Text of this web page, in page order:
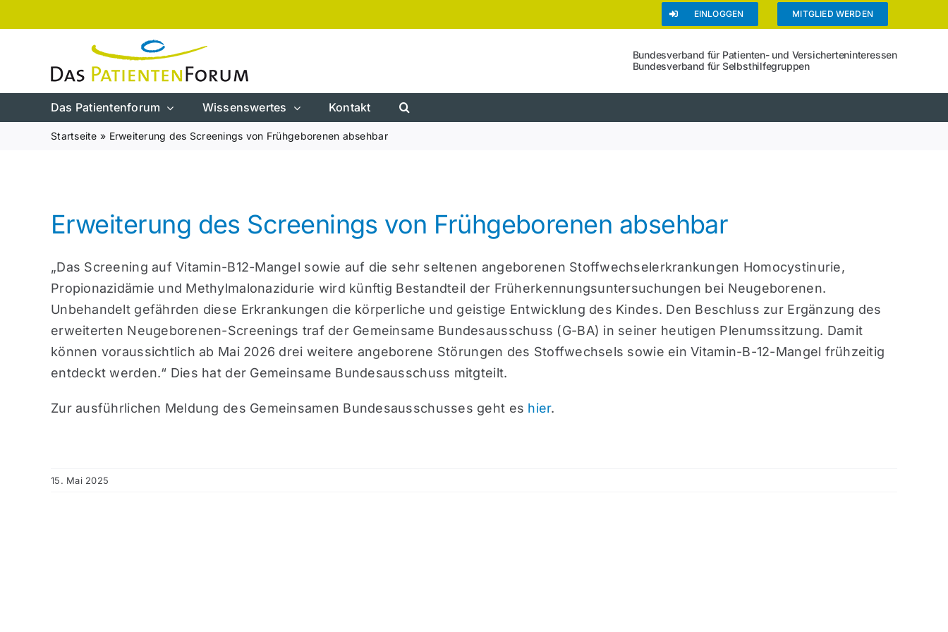
Inhalt
EINLOGGEN MITGLIED WERDEN
Bundesverband für Patienten- und Versicherteninteressen
Bundesverband für Selbsthilfegruppen
Das Patientenforum Wissenswertes Kontakt
Startseite » Erweiterung des Screenings von Frühgeborenen absehbar
Erweiterung des Screenings von Frühgeborenen absehbar
„Das Screening auf Vitamin-B12-Mangel sowie auf die sehr seltenen angeborenen Stoffwechselerkrankungen Homocystinurie,
Propionazidämie und Methylmalonazidurie wird künftig Bestandteil der Früherkennungsuntersuchungen bei Neugeborenen.
Unbehandelt gefährden diese Erkrankungen die körperliche und geistige Entwicklung des Kindes. Den Beschluss zur Ergänzung des
erweiterten Neugeborenen-Screenings traf der Gemeinsame Bundesausschuss (G-BA) in seiner heutigen Plenumssitzung. Damit
können voraussichtlich ab Mai 2026 drei weitere angeborene Störungen des Stoffwechsels sowie ein Vitamin-B-12-Mangel frühzeitig
entdeckt werden.“ Dies hat der Gemeinsame Bundesausschuss mitgteilt.
Zur ausführlichen Meldung des Gemeinsamen Bundesausschusses geht es hier.
15. Mai 2025